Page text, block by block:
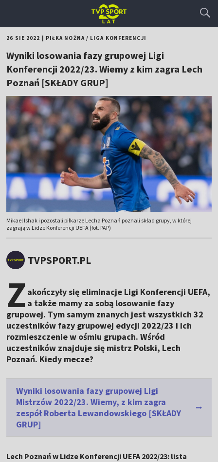
26 SIE 2022 PIŁKA NOŻNA/ LIGA KONFERENCJI
Wyniki losowania fazy grupowej Ligi
Konferencji 2022/23. Wiemy z kim zagra Lech
Poznań [SKŁADY GRUP]
Mikael Ishak i pozostali piłkarze Lecha Poznań poznali skład grupy, w której
zagrają w Lidze Konferencji UEFA (fot. PAP)
TVPSPORT.PL
Z akończyły się eliminacje Ligi Konferencji UEFA,
a także mamy za sobą losowanie fazy
grupowej. Tym samym znanych jest wszystkich 32
uczestników fazy grupowej edycji 2022/23 i ich
rozmieszczenie w ośmiu grupach. Wśród
uczestników znajduje się mistrz Polski, Lech
Poznań. Kiedy mecze?
Wyniki losowania fazy grupowej Ligi
Mistrzów 2022/23. Wiemy, z kim zagra
zespół Roberta Lewandowskiego [SKŁADY
GRUP]
Lech Poznań w Lidze Konferencji UEFA 2022/23: lista